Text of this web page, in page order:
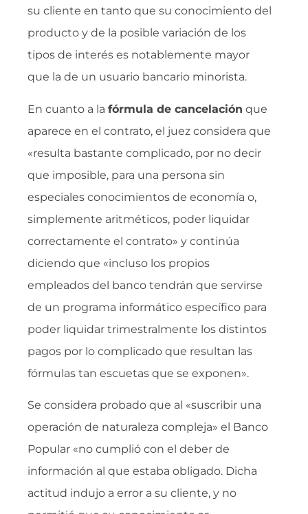
su cliente en tanto que su conocimiento del
producto y de la posible variación de los
tipos de interés es notablemente mayor
que la de un usuario bancario minorista.
En cuanto a la fórmula de cancelación que
aparece en el contrato, el juez considera que
«resulta bastante complicado, por no decir
que imposible, para una persona sin
especiales conocimientos de economía o,
simplemente aritméticos, poder liquidar
correctamente el contrato» y continúa
diciendo que «incluso los propios
empleados del banco tendrán que servirse
de un programa informático específico para
poder liquidar trimestralmente los distintos
pagos por lo complicado que resultan las
fórmulas tan escuetas que se exponen».
Se considera probado que al «suscribir una
operación de naturaleza compleja» el Banco
Popular «no cumplió con el deber de
información al que estaba obligado. Dicha
actitud indujo a error a su cliente, y no